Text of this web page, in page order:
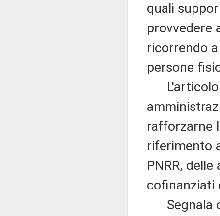
quali
provvedere
ricorrendo
persone
L'articolo
rafforzarne
riferimento
PNRR,
cofinanziati
Segnala